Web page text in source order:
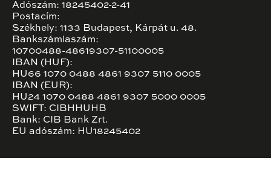
Adószám: 18245402-2-41
Postacím:
Székhely: 1133 Budapest, Kárpát u. 48.
Bankszámlaszám:
10700488-48619307-51100005
IBAN (HUF):
HU66 1070 0488 4861 9307 5110 0005
IBAN (EUR):
HU24 1070 0488 4861 9307 5000 0005
SWIFT: CIBHHUHB
Bank: CIB Bank Zrt.
EU adószám: HU18245402